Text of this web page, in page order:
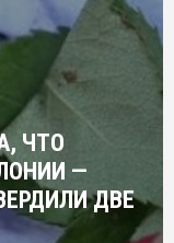
ЧТО
—
ДВЕ